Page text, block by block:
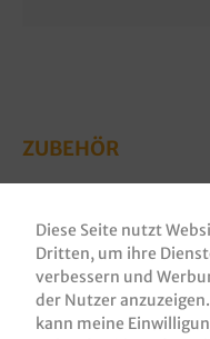
ZUBEHÖR
Diese Seite nutzt
Dritten, um ihre
verbessern und
der Nutzer
kann meine